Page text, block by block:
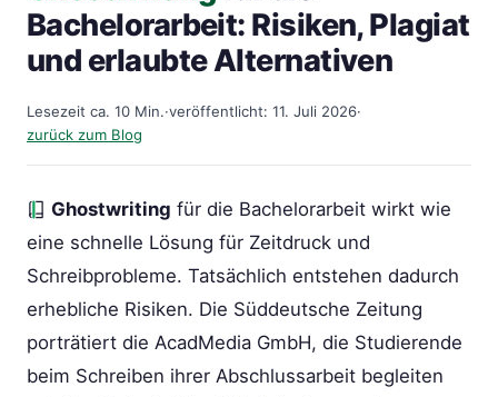
Bachelorarbeit: Risiken, Plagiat
und erlaubte Alternativen
Lesezeit ca. 10 Min.·veröffentlicht: 11. Juli 2026·
zurück zum Blog
Ghostwriting für die Bachelorarbeit wirkt wie
eine schnelle Lösung für Zeitdruck und
Schreibprobleme. Tatsächlich entstehen dadurch
erhebliche Risiken. Die Süddeutsche Zeitung
porträtiert die AcadMedia GmbH, die Studierende
beim Schreiben ihrer Abschlussarbeit begleiten